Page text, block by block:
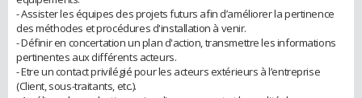
- Assister les équipes des projets futurs afin d’améliorer la pertinence
des méthodes et procédures d'installation à venir.
- Définir en concertation un plan d'action, transmettre les informations
pertinentes aux différents acteurs.
- Etre un contact privilégié pour les acteurs extérieurs à l’entreprise
(Client, sous-traitants, etc.).